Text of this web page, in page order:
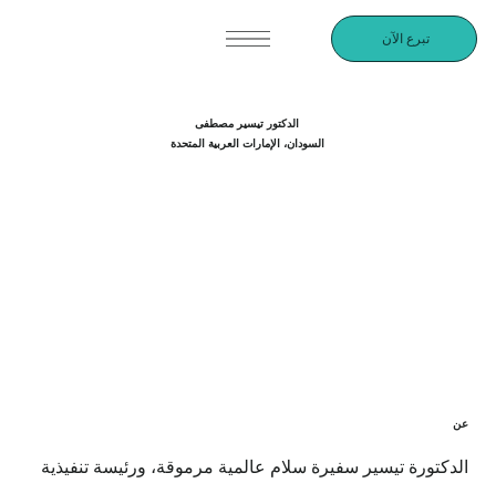
تبرع الآن
الدكتور تيسير مصطفى
السودان، الإمارات العربية المتحدة
عن
الدكتورة تيسير سفيرة سلام عالمية مرموقة، ورئيسة تنفيذية